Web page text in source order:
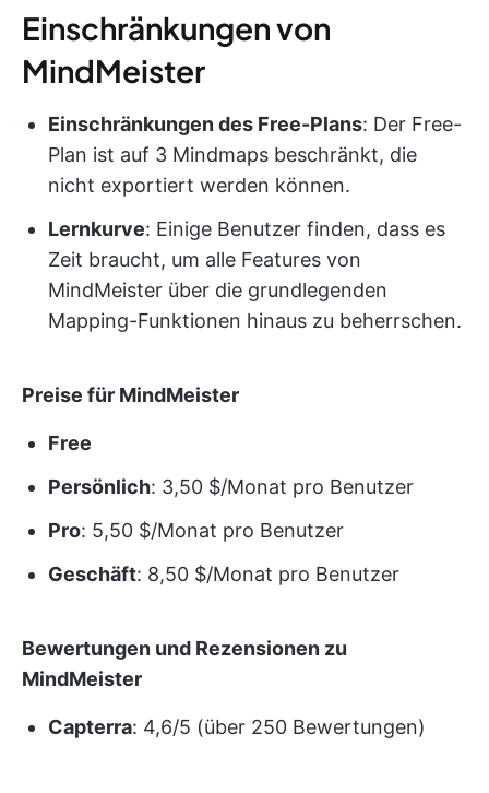
Einschränkungen von
MindMeister
Einschränkungen des Free-Plans: Der Free-
Plan ist auf 3 Mindmaps beschränkt, die
nicht exportiert werden können.
Lernkurve: Einige Benutzer finden, dass es
Zeit braucht, um alle Features von
MindMeister über die grundlegenden
Mapping-Funktionen hinaus zu beherrschen.
Preise für MindMeister
Free
Persönlich: 3,50 $/Monat pro Benutzer
Pro: 5,50 $/Monat pro Benutzer
Geschäft: 8,50 $/Monat pro Benutzer
Bewertungen und Rezensionen zu
MindMeister
Capterra: 4,6/5 (über 250 Bewertungen)